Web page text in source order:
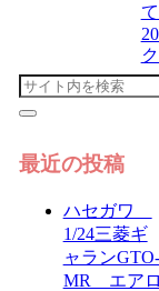
最近の投稿
ハセガワ
1/24三菱ギ
ャランGTO-
MR エアロ